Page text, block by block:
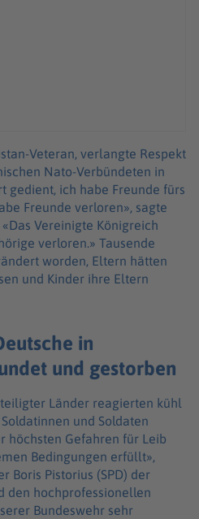
Veteran, verlangte Respekt
Nato-Verbündeten in
gedient, ich habe Freunde fürs
Freunde verloren», sagte
Vereinigte Königreich
verloren.» Tausende
worden, Eltern hätten
und Kinder ihre Eltern
in
und gestorben
Länder reagierten kühl
und Soldaten
höchsten Gefahren für Leib
Bedingungen erfüllt»,
Boris Pistorius (SPD) der
den hochprofessionellen
Bundeswehr sehr